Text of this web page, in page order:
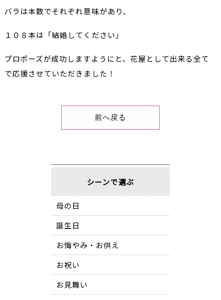
バラは本数でそれぞれ意味があり、
１０８本は「結婚してください」
プロポーズが成功しますようにと、花屋として出来る全て
で応援させていただきました！
前へ戻る
シーンで選ぶ
母の日
誕生日
お悔やみ・お供え
お祝い
お見舞い